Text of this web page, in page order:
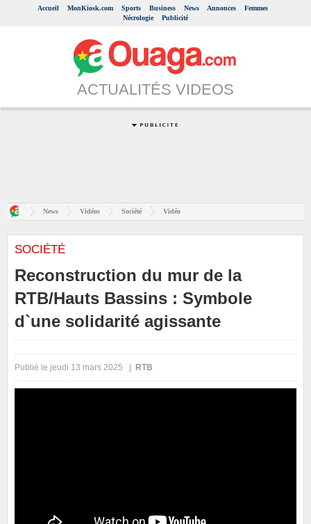
Accueil MonKiosk.com Sports Business News Annonces
Femmes
Nécrologie
Publicité
ACTUALITÉS VIDEOS
News Vidéos Société Vidéo
SOCIÉTÉ
Reconstruction du mur de la
RTB/Hauts Bassins : Symbole
d`une solidarité agissante
Publié le jeudi 13 mars 2025 | RTB